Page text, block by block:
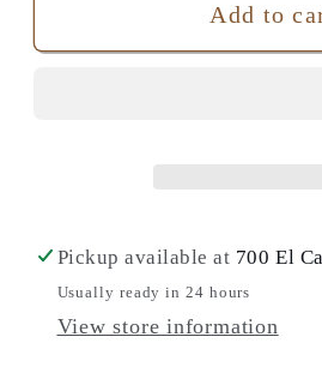
爾
特
勒
魔
爾
特
勒
魔
Add to
Pickup available at 700 El
Usually ready in 24 hours
View store information